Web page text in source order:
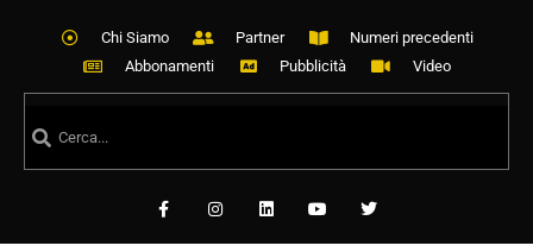
Chi Siamo Partner
Numeri precedenti
Abbonamenti
Pubblicità Video